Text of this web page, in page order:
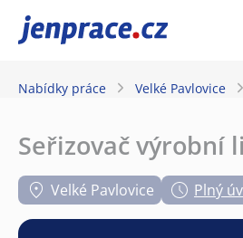
JenPráce.cz
Nabídky práce Velké Pavlovice
Seřizovač výrobní
Velké Pavlovice Plný